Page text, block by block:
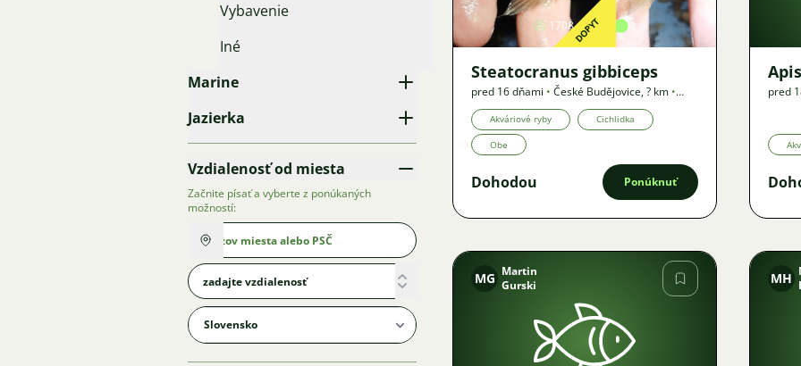
Vybavenie
Iné
Marine
Jazierka
Vzdialenosť od miesta
Začnite písať a vyberte z ponúkaných
možností:
1708 1
DOPYT
Steatocranus gibbiceps
pred 16 dňami • České Budějovice,? km •
Dopyt
Akváriové ryby Cichlidka
Obe
Dohodou Ponúknuť
pred
Obrázok
MG Martin
Gurski
MH